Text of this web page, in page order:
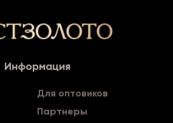
Информация
Для оптовиков
Партнеры